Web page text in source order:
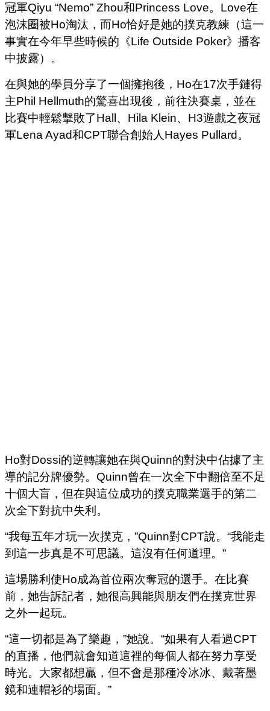
冠軍Qiyu “Nemo” Zhou和Princess Love。Love在
泡沫圈被Ho淘汰，而Ho恰好是她的撲克教練（這一
事實在今年早些時候的《Life Outside Poker》播客
中披露）。
在與她的學員分享了一個擁抱後，Ho在17次手鏈得
主Phil Hellmuth的驚喜出現後，前往決賽桌，並在
比賽中輕鬆擊敗了Hall、Hila Klein、H3遊戲之夜冠
軍Lena Ayad和CPT聯合創始人Hayes Pullard。
Ho對Dossi的逆轉讓她在與Quinn的對決中佔據了主
導的記分牌優勢。Quinn曾在一次全下中翻倍至不足
十個大盲，但在與這位成功的撲克職業選手的第二
次全下對抗中失利。
“我每五年才玩一次撲克，”Quinn對CPT說。“我能走
到這一步真是不可思議。這沒有任何道理。”
這場勝利使Ho成為首位兩次奪冠的選手。在比賽
前，她告訴記者，她很高興能與朋友們在撲克世界
之外一起玩。
“這一切都是為了樂趣，”她說。“如果有人看過CPT
的直播，他們就會知道這裡的每個人都在努力享受
時光。大家都想贏，但不會是那種冷冰冰、戴著墨
鏡和連帽衫的場面。”